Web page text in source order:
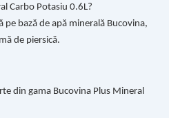
Carbo Potasiu 0.6L?
pe bază de apă minerală Bucovina,
de piersică.
din gama Bucovina Plus Mineral